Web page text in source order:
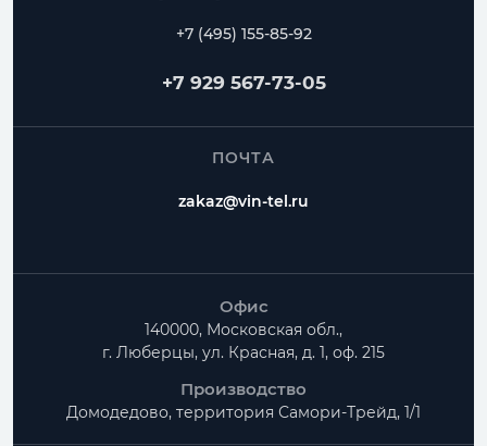
+7 (495) 155-85-92
+7 929 567-73-05
ПОЧТА
zakaz@vin-tel.ru
Офис
140000, Московская обл.,
г. Люберцы, ул. Красная, д. 1, оф. 215
Производство
Домодедово, территория Самори-Трейд, 1/1